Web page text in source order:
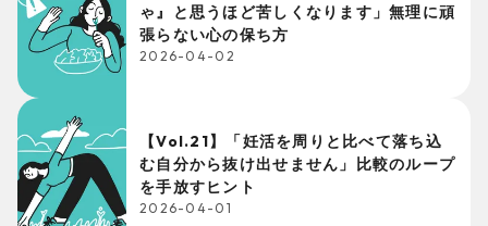
ゃ』と思うほど苦しくなります」無理に頑
張らない心の保ち方
2026-04-02
【Vol.21】「妊活を周りと比べて落ち込
む自分から抜け出せません」比較のループ
を手放すヒント
2026-04-01